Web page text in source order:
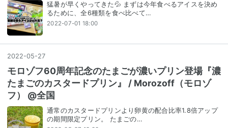
猛暑が早くやってきた💦 まずは今年食べるアイスを決め
るために、全6種類を食べ比べて…
2022-07-01 18:00
2022-05-27
モロゾフ60周年記念のたまごが濃いプリン登場『濃
たまごのカスタードプリン』 / Morozoff（モロゾ
フ） @全国
通常のカスタードプリンより卵黄の配合比率1.8倍アップ
の期間限定プリン。 たまごの…